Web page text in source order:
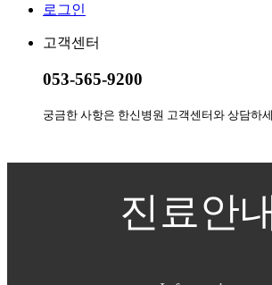
로그인
고객센터
053-565-9200
궁금한 사항은 한신병원 고객센터와 상담하세
진료안내